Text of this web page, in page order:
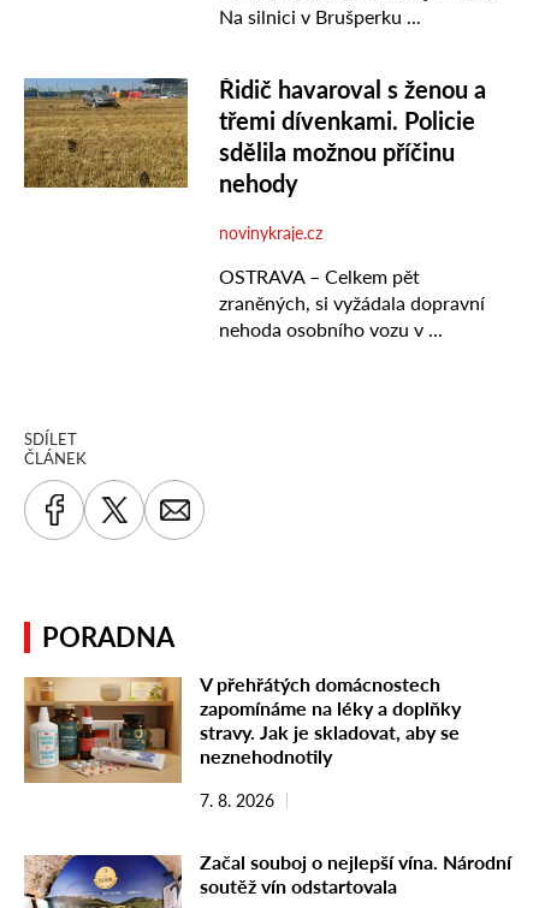
SDÍLET
ČLÁNEK
PORADNA
V přehřátých domácnostech
zapomínáme na léky a doplňky
stravy. Jak je skladovat, aby se
neznehodnotily
7. 8. 2026
Začal souboj o nejlepší vína. Národní
soutěž vín odstartovala